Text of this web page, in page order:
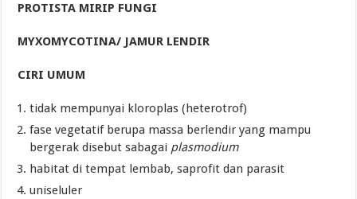
PROTISTA MIRIP FUNGI
MYXOMYCOTINA/ JAMUR LENDIR
CIRI UMUM
tidak mempunyai kloroplas (heterotrof)
fase vegetatif berupa massa berlendir yang mampu
bergerak disebut sabagai plasmodium
habitat di tempat lembab, saprofit dan parasit
uniseluler